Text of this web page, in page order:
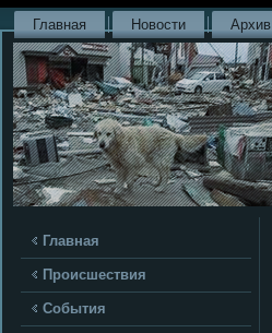
Главная Новости Архив
Главная
Происшествия
События